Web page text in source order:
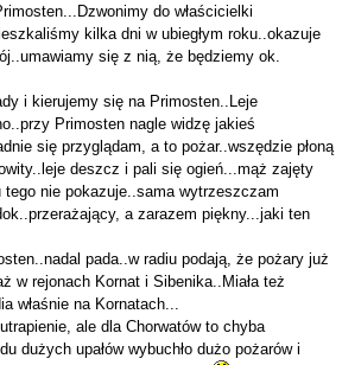
do właścicielki
kilka dni w ubiegłym roku..okazuje
się z nią, że będziemy ok.
i kierujemy się na Primosten..Leje
Primosten nagle widzę jakieś
się przyglądam, a to pożar..wszędzie płoną
deszcz i pali się ogień...mąż zajęty
tego nie pokazuje..sama wytrzeszczam
a zarazem piękny...jaki ten
pada..w radiu podają, że pożary już
w rejonach Kornat i Sibenika..Miała też
właśnie na Kornatach...
ale dla Chorwatów to chyba
dużych upałów wybuchło dużo pożarów i